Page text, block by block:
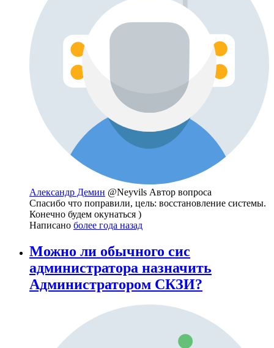
Александр Демин @Neyvils Автор вопроса
Спасибо что поправили, цель: восстановление системы.
Конечно будем окунаться )
Написано более года назад
Можно ли обычного сис
администратора назначить
Администратором СКЗИ?